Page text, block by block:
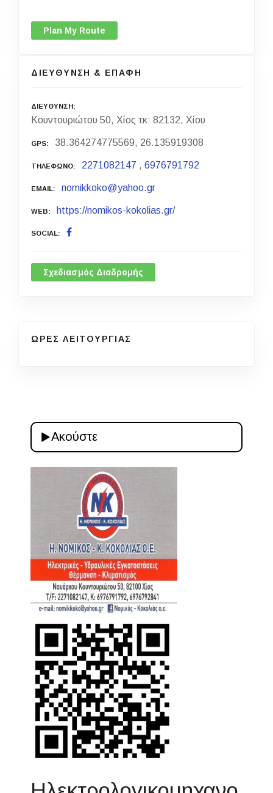
Plan My Route
ΔΙΕΥΘΥΝΣΗ & ΕΠΑΦΗ
ΔΙΕΥΘΥΝΣΗ
Κουντουριώτου 50, Χίος τκ: 82132, Χίου
GPS 38.364274775569, 26.135919308
ΤΗΛΕΦΩΝΟ 2271082147 ,6976791792
EMAIL nomikkoko@yahoo.gr
WEB https://nomikos-kokolias.gr/
SOCIAL
Σχεδιασμός Διαδρομής
ΩΡΕΣ ΛΕΙΤΟΥΡΓΙΑΣ
Ακούστε